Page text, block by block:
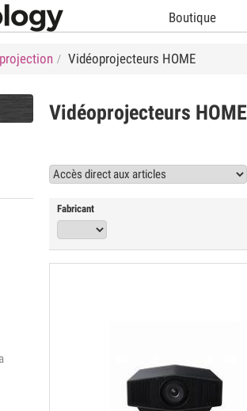
Boutique
Vidéoprojecteurs HOME
Vidéoprojecteurs HOME
Fabricant